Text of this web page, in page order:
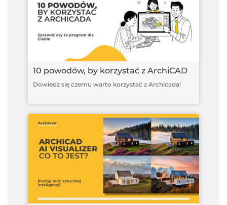
10 powodów, by korzystać z ArchiCAD
Dowiedz się czemu warto korzystać z Archicada!